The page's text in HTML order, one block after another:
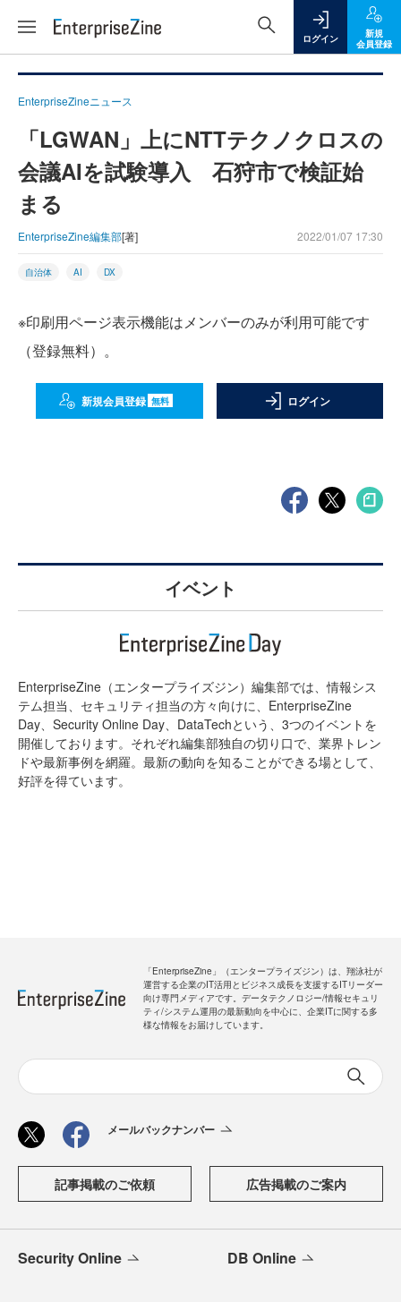
ログイン
新規
会員登録
EnterpriseZineニュース
「LGWAN」上にNTTテクノクロスの
会議AIを試験導入 石狩市で検証始
まる
EnterpriseZine編集部[著] 2022/01/07 17:30
自治体 AI DX
※印刷用ページ表示機能はメンバーのみが利用可能です
（登録無料）。
新規会員登録 無料 ログイン
イベント
EnterpriseZine（エンタープライズジン）編集部では、情報シス
テム担当、セキュリティ担当の方々向けに、EnterpriseZine
Day、Security Online Day、DataTechという、3つのイベントを
開催しております。それぞれ編集部独自の切り口で、業界トレン
ドや最新事例を網羅。最新の動向を知ることができる場として、
好評を得ています。
「EnterpriseZine」（エンタープライズジン）は、翔泳社が
運営する企業のIT活用とビジネス成長を支援するITリーダー
向け専門メディアです。データテクノロジー/情報セキュリ
ティ/システム運用の最新動向を中心に、企業ITに関する多
様な情報をお届けしています。
メールバックナンバー
記事掲載のご依頼 広告掲載のご案内
Security Online DB Online